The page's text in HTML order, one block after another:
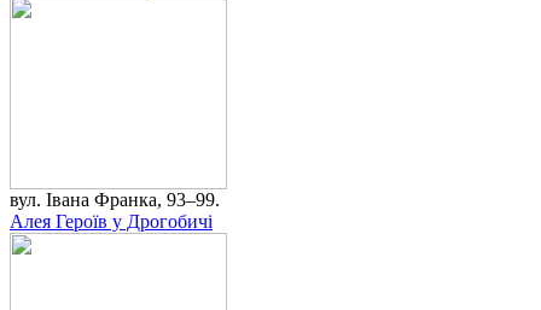
вул. Івана Франка, 93–99.
Алея Героїв у Дрогобичі